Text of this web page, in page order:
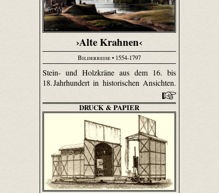
›Alte Krahnen‹
Bilderreise• 1554-1797
Stein- und Holzkräne aus dem 16. bis
18. Jahrhundert in historischen Ansichten.
DRUCK & PAPIER